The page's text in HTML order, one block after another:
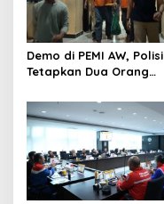
o
s
Demo di PEMI AW, Polisi
Tetapkan Dua Orang